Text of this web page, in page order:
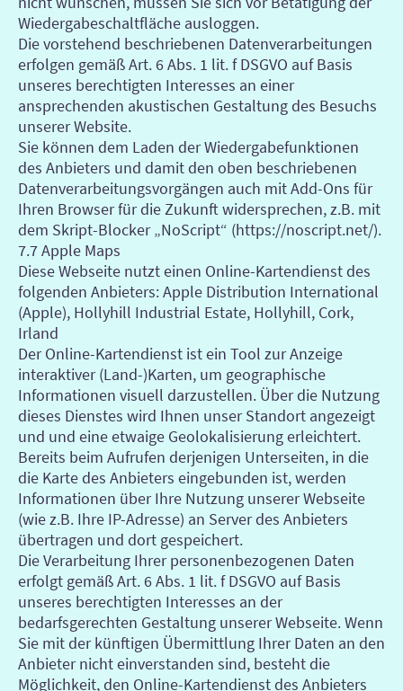
Wiedergabeschaltfläche ausloggen.
Die vorstehend beschriebenen Datenverarbeitungen
erfolgen gemäß Art. 6 Abs. 1 lit. f DSGVO auf Basis
unseres berechtigten Interesses an einer
ansprechenden akustischen Gestaltung des Besuchs
unserer Website.
Sie können dem Laden der Wiedergabefunktionen
des Anbieters und damit den oben beschriebenen
Datenverarbeitungsvorgängen auch mit Add-Ons für
Ihren Browser für die Zukunft widersprechen, z.B. mit
dem Skript-Blocker „NoScript“ (https://noscript.net/).
7.7 Apple Maps
Diese Webseite nutzt einen Online-Kartendienst des
folgenden Anbieters: Apple Distribution International
(Apple), Hollyhill Industrial Estate, Hollyhill, Cork,
Irland
Der Online-Kartendienst ist ein Tool zur Anzeige
interaktiver (Land-)Karten, um geographische
Informationen visuell darzustellen. Über die Nutzung
dieses Dienstes wird Ihnen unser Standort angezeigt
und und eine etwaige Geolokalisierung erleichtert.
Bereits beim Aufrufen derjenigen Unterseiten, in die
die Karte des Anbieters eingebunden ist, werden
Informationen über Ihre Nutzung unserer Webseite
(wie z.B. Ihre IP-Adresse) an Server des Anbieters
übertragen und dort gespeichert.
Die Verarbeitung Ihrer personenbezogenen Daten
erfolgt gemäß Art. 6 Abs. 1 lit. f DSGVO auf Basis
unseres berechtigten Interesses an der
bedarfsgerechten Gestaltung unserer Webseite. Wenn
Sie mit der künftigen Übermittlung Ihrer Daten an den
Anbieter nicht einverstanden sind, besteht die
Möglichkeit, den Online-Kartendienst des Anbieters